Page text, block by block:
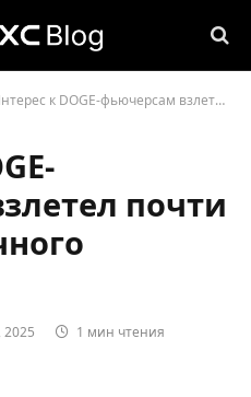
к DOGE-фьючерсам взлетел почти до двухмесячного максимума
почти
2025 1 мин чтения